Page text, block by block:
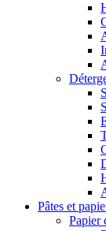
Pâtes et
Papier